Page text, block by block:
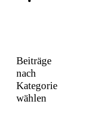
Beiträge
nach
Kategorie
wählen